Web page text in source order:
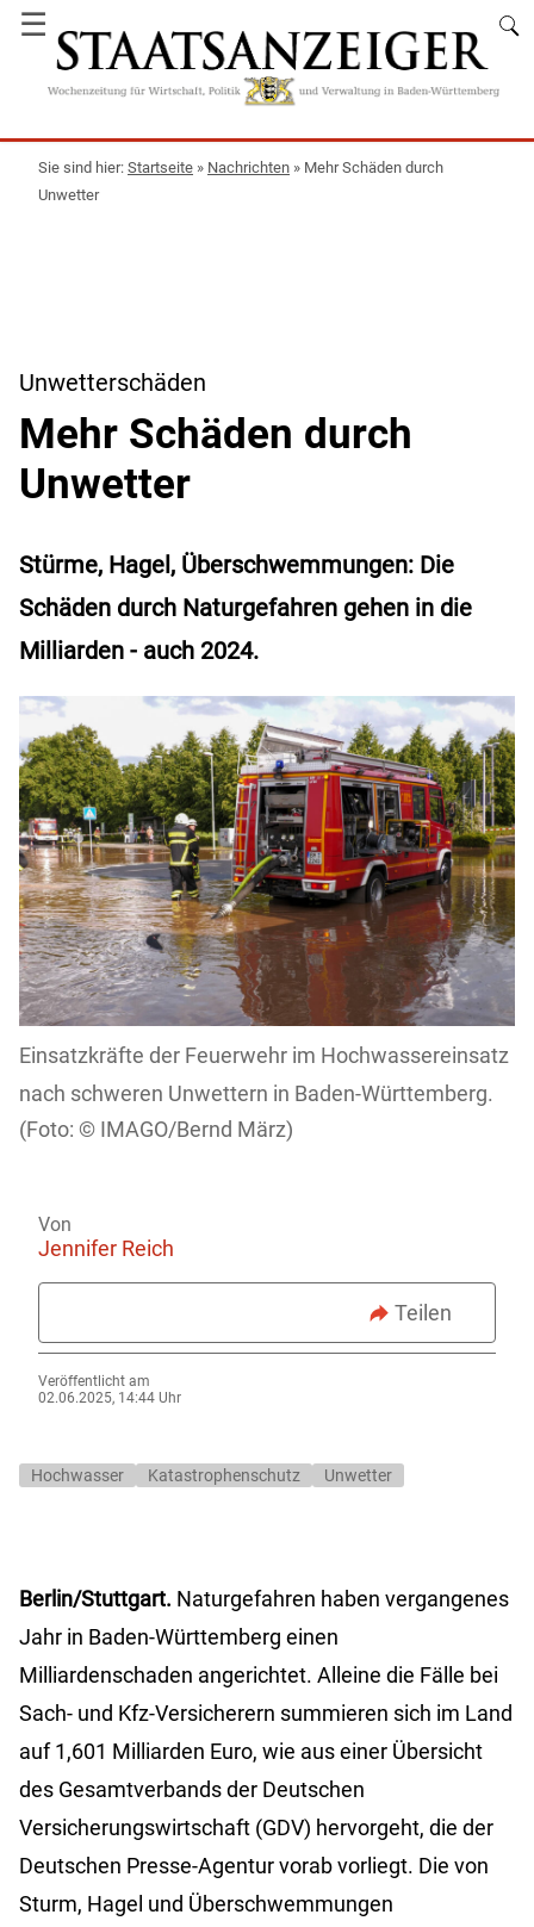
☰
Startseite » Nachrichten » Mehr Schäden durch
Unwetter
Unwetterschäden
Mehr Schäden durch
Unwetter
Stürme, Hagel, Überschwemmungen: Die
Schäden durch Naturgefahren gehen in die
Milliarden - auch 2024.
Einsatzkräfte der Feuerwehr im Hochwassereinsatz
nach schweren Unwettern in Baden-Württemberg.
IMAGO/Bernd März)
Von
Jennifer Reich
Teilen
Veröffentlicht am
02.06.2025, 14:44 Uhr
Hochwasser Katastrophenschutz Unwetter
Berlin/Stuttgart. Naturgefahren haben vergangenes
Jahr in Baden-Württemberg einen
Milliardenschaden angerichtet. Alleine die Fälle bei
Sach- und Kfz-Versicherern summieren sich im Land
auf 1,601 Milliarden Euro, wie aus einer Übersicht
des Gesamtverbands der Deutschen
Versicherungswirtschaft (GDV) hervorgeht, die der
Deutschen Presse-Agentur vorab vorliegt. Die von
Sturm, Hagel und Überschwemmungen